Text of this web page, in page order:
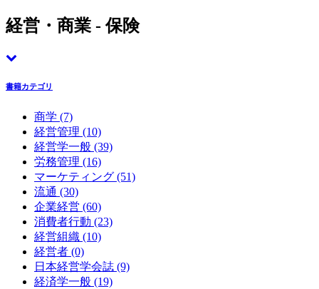
経営・商業 - 保険
書籍カテゴリ
商学 (7)
経営管理 (10)
経営学一般 (39)
労務管理 (16)
マーケティング (51)
流通 (30)
企業経営 (60)
消費者行動 (23)
経営組織 (10)
経営者 (0)
日本経営学会誌 (9)
経済学一般 (19)